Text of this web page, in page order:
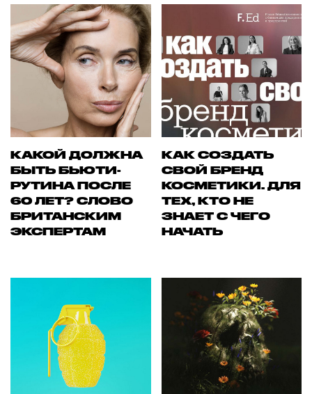
КАКОЙ ДОЛЖНА
БЫТЬ БЬЮТИ-
РУТИНА ПОСЛЕ
60 ЛЕТ? СЛОВО
БРИТАНСКИМ
ЭКСПЕРТАМ
КАК СОЗДАТЬ
СВОЙ БРЕНД
КОСМЕТИКИ. ДЛЯ
ТЕХ, КТО НЕ
ЗНАЕТ С ЧЕГО
НАЧАТЬ